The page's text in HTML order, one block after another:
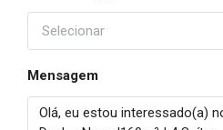
Selecionar
Mensagem